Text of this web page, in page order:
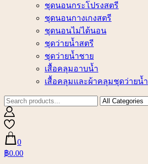
ชุดนอนกระโปรงสตรี
ชุดนอนกางเกงสตรี
ชุดนอนไม่ได้นอน
ชุดว่ายน้ำสตรี
ชุดว่ายน้ำชาย
เสื้อคลุมอาบน้ำ
เสื้อคลุมและผ้าคลุมชุดว่ายน้ำ
0
฿0.00